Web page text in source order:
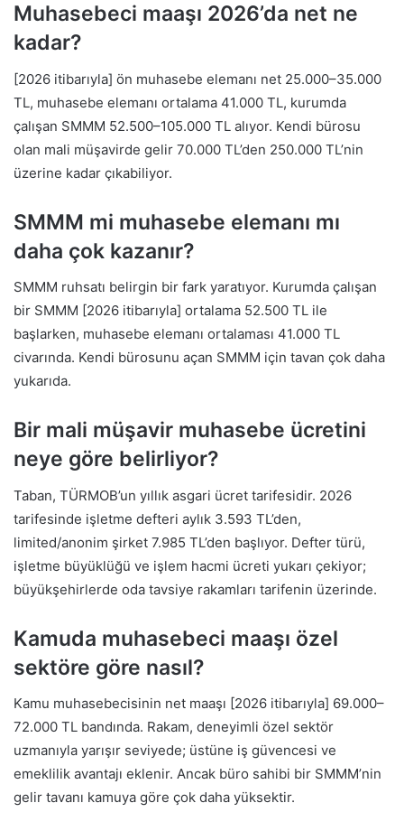
Muhasebeci maaşı 2026’da net ne
kadar?
[2026 itibarıyla] ön muhasebe elemanı net 25.000–35.000
TL, muhasebe elemanı ortalama 41.000 TL, kurumda
çalışan SMMM 52.500–105.000 TL alıyor. Kendi bürosu
olan mali müşavirde gelir 70.000 TL’den 250.000 TL’nin
üzerine kadar çıkabiliyor.
SMMM mi muhasebe elemanı mı
daha çok kazanır?
SMMM ruhsatı belirgin bir fark yaratıyor. Kurumda çalışan
bir SMMM [2026 itibarıyla] ortalama 52.500 TL ile
başlarken, muhasebe elemanı ortalaması 41.000 TL
civarında. Kendi bürosunu açan SMMM için tavan çok daha
yukarıda.
Bir mali müşavir muhasebe ücretini
neye göre belirliyor?
Taban, TÜRMOB’un yıllık asgari ücret tarifesidir. 2026
tarifesinde işletme defteri aylık 3.593 TL’den,
limited/anonim şirket 7.985 TL’den başlıyor. Defter türü,
işletme büyüklüğü ve işlem hacmi ücreti yukarı çekiyor;
büyükşehirlerde oda tavsiye rakamları tarifenin üzerinde.
Kamuda muhasebeci maaşı özel
sektöre göre nasıl?
Kamu muhasebecisinin net maaşı [2026 itibarıyla] 69.000–
72.000 TL bandında. Rakam, deneyimli özel sektör
uzmanıyla yarışır seviyede; üstüne iş güvencesi ve
emeklilik avantajı eklenir. Ancak büro sahibi bir SMMM’nin
gelir tavanı kamuya göre çok daha yüksektir.